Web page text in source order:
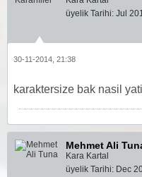
üyelik Tarihi: Jul
30-11-2014, 21:38
karaktersize bak nasil
Mehmet Ali
Kara Kartal
üyelik Tarihi: Dec